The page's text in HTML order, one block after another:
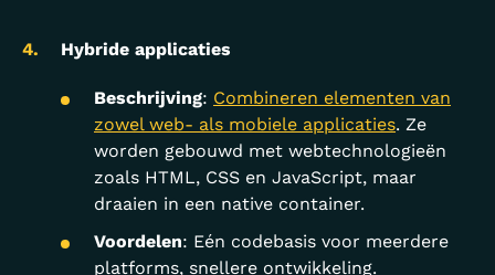
Hybride applicaties
Beschrijving: Combineren elementen van
zowel web- als mobiele applicaties. Ze
worden gebouwd met webtechnologieën
zoals HTML, CSS en JavaScript, maar
draaien in een native container.
Voordelen: Eén codebasis voor meerdere
platforms, snellere ontwikkeling.